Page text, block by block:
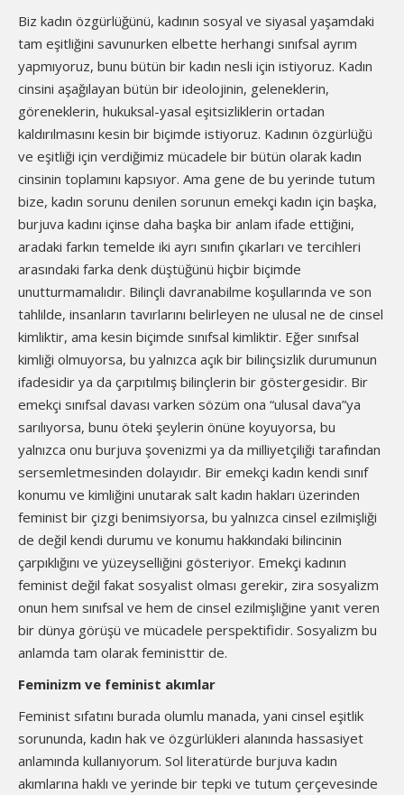
Biz kadın özgürlüğünü, kadının sosyal ve siyasal yaşamdaki
tam eşitliğini savunurken elbette herhangi sınıfsal ayrım
yapmıyoruz, bunu bütün bir kadın nesli için istiyoruz. Kadın
cinsini aşağılayan bütün bir ideolojinin, geleneklerin,
göreneklerin, hukuksal-yasal eşitsizliklerin ortadan
kaldırılmasını kesin bir biçimde istiyoruz. Kadının özgürlüğü
ve eşitliği için verdiğimiz mücadele bir bütün olarak kadın
cinsinin toplamını kapsıyor. Ama gene de bu yerinde tutum
bize, kadın sorunu denilen sorunun emekçi kadın için başka,
burjuva kadını içinse daha başka bir anlam ifade ettiğini,
aradaki farkın temelde iki ayrı sınıfın çıkarları ve tercihleri
arasındaki farka denk düştüğünü hiçbir biçimde
unutturmamalıdır. Bilinçli davranabilme koşullarında ve son
tahlilde, insanların tavırlarını belirleyen ne ulusal ne de cinsel
kimliktir, ama kesin biçimde sınıfsal kimliktir. Eğer sınıfsal
kimliği olmuyorsa, bu yalnızca açık bir bilinçsizlik durumunun
ifadesidir ya da çarpıtılmış bilinçlerin bir göstergesidir. Bir
emekçi sınıfsal davası varken sözüm ona “ulusal dava”ya
sarılıyorsa, bunu öteki şeylerin önüne koyuyorsa, bu
yalnızca onu burjuva şovenizmi ya da milliyetçiliği tarafından
sersemletmesinden dolayıdır. Bir emekçi kadın kendi sınıf
konumu ve kimliğini unutarak salt kadın hakları üzerinden
feminist bir çizgi benimsiyorsa, bu yalnızca cinsel ezilmişliği
de değil kendi durumu ve konumu hakkındaki bilincinin
çarpıklığını ve yüzeyselliğini gösteriyor. Emekçi kadının
feminist değil fakat sosyalist olması gerekir, zira sosyalizm
onun hem sınıfsal ve hem de cinsel ezilmişliğine yanıt veren
bir dünya görüşü ve mücadele perspektifidir. Sosyalizm bu
anlamda tam olarak feministtir de.
Feminizm ve feminist akımlar
Feminist sıfatını burada olumlu manada, yani cinsel eşitlik
sorununda, kadın hak ve özgürlükleri alanında hassasiyet
anlamında kullanıyorum. Sol literatürde burjuva kadın
akımlarına haklı ve yerinde bir tepki ve tutum çerçevesinde